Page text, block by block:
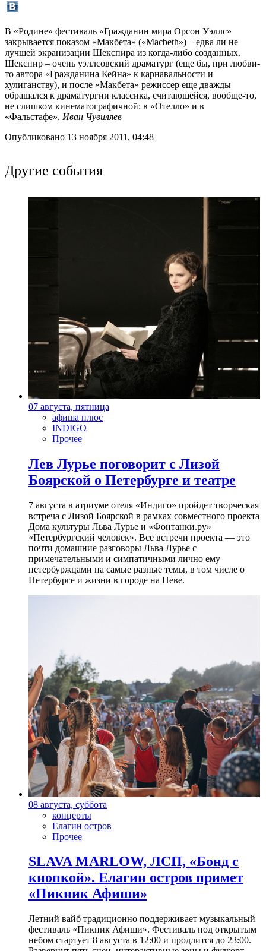
В «Родине» фестиваль «Гражданин мира Орсон Уэллс»
закрывается показом «Макбета» («Macbeth») – едва ли не
лучшей экранизации Шекспира из когда-либо созданных.
Шекспир – очень уэллсовский драматург (еще бы, при любви-
то автора «Гражданина Кейна» к карнавальности и
хулиганству), и после «Макбета» режиссер еще дважды
обращался к драматургии классика, считающейся, вообще-то,
не слишком кинематографичной: в «Отелло» и в
«Фальстафе». Иван Чувиляев
Опубликовано 13 ноября 2011, 04:48
Другие события
07 августа, пятница
афиша плюс
INDIGO
Прочее
Лев Лурье поговорит с Лизой
Боярской о Петербурге и театре
7 августа в атриуме отеля «Индиго» пройдет творческая
встреча с Лизой Боярской в рамках совместного проекта
Дома культуры Льва Лурье и «Фонтанки.ру»
«Петербургский человек». Все встречи проекта — это
почти домашние разговоры Льва Лурье с
примечательными и симпатичными лично ему
петербуржцами на самые разные темы, в том числе о
Петербурге и жизни в городе на Неве.
08 августа, суббота
концерты
Елагин остров
Прочее
SLAVA MARLOW, ЛСП, «Бонд с
кнопкой». Елагин остров примет
«Пикник Афиши»
Летний вайб традиционно поддерживает музыкальный
фестиваль «Пикник Афиши». Фестиваль под открытым
небом стартует 8 августа в 12:00 и продлится до 23:00.